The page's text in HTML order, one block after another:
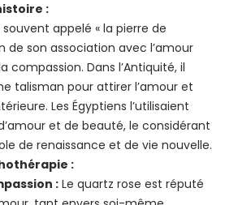
:
appelé « la pierre de
de son association avec l’amour
compassion. Dans l’Antiquité, il
talisman pour attirer l’amour et
Les Égyptiens l’utilisaient
et de beauté, le considérant
de renaissance et de vie nouvelle.
:
: Le quartz rose est réputé